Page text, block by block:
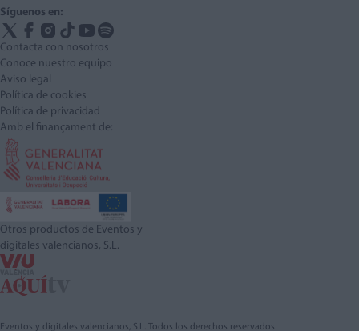
Síguenos en:
Contacta con nosotros
Conoce nuestro equipo
Aviso legal
Política de cookies
Política de privacidad
Amb el finançament de:
Otros productos de Eventos y
digitales valencianos, S.L.
Eventos y digitales valencianos, S.L. Todos los derechos reservados